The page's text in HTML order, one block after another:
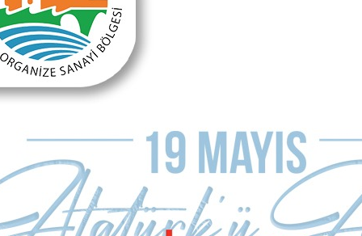
MAKALE YORUMLARI
Sizde Yorum Ekleyin
E-mail Adresiniz (zorunlu değil)